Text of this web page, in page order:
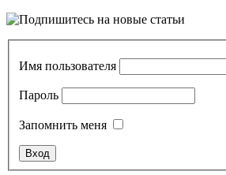
Имя пользователя
Пароль
Запомнить меня